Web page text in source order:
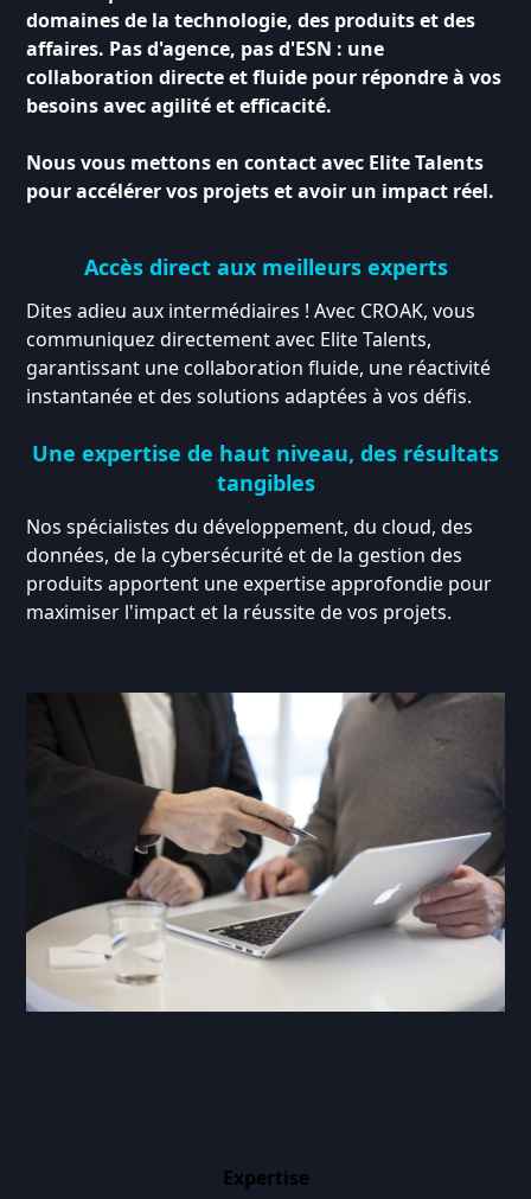
domaines de la technologie, des produits et des
affaires. Pas d'agence, pas d'ESN : une
collaboration directe et fluide pour répondre à vos
besoins avec agilité et efficacité.
Nous vous mettons en contact avec Elite Talents
pour accélérer vos projets et avoir un impact réel.
Accès direct aux meilleurs experts
Dites adieu aux intermédiaires ! Avec CROAK, vous
communiquez directement avec Elite Talents,
garantissant une collaboration fluide, une réactivité
instantanée et des solutions adaptées à vos défis.
Une expertise de haut niveau, des résultats
tangibles
Nos spécialistes du développement, du cloud, des
données, de la cybersécurité et de la gestion des
produits apportent une expertise approfondie pour
maximiser l'impact et la réussite de vos projets.
Expertise